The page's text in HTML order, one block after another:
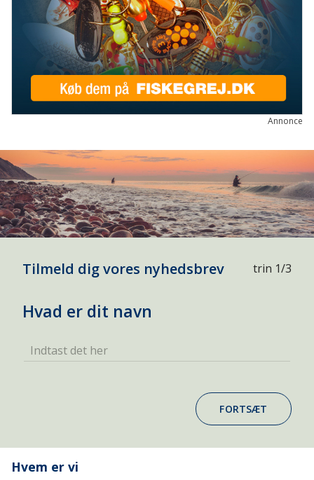
Annonce
Tilmeld dig vores nyhedsbrev trin 1/3
Hvad er dit navn
Indtast det her
FORTSÆT
Hvem er vi